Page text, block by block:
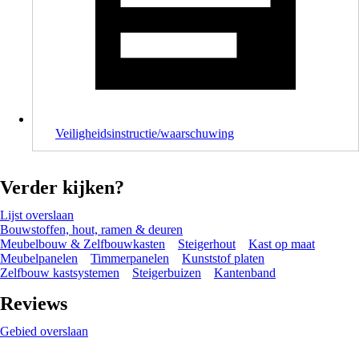
Veiligheidsinstructie/waarschuwing
Verder kijken?
Lijst overslaan
Bouwstoffen, hout, ramen & deuren
Meubelbouw & Zelfbouwkasten
Steigerhout
Kast op maat
Meubelpanelen
Timmerpanelen
Kunststof platen
Zelfbouw kastsystemen
Steigerbuizen Kantenband
Reviews
Gebied overslaan